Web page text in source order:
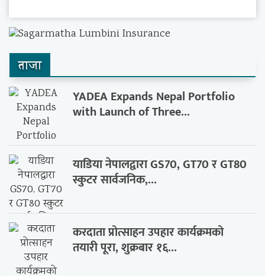
ताजा
YADEA Expands Nepal Portfolio
with Launch of Three...
याडिया नेपालद्वारा GS70, GT70 र GT80
स्कुटर सार्वजनिक,...
करदाता प्रोत्साहन उपहार कार्यक्रमको
तयारी पूरा, शुक्रबार १६...